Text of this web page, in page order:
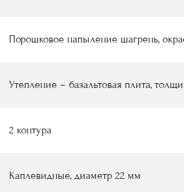
Порошковое напыление шагрень,
Утепление – базальтовая плита,
2 контура
Каплевидные, диаметр 22 мм